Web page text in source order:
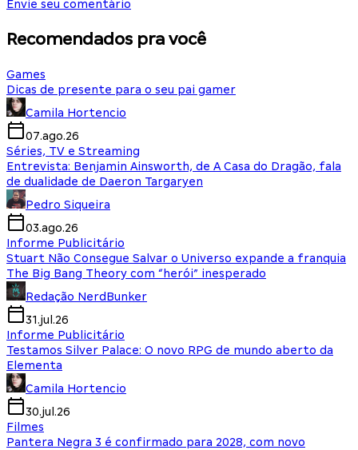
Envie seu comentário
Recomendados pra você
Games
Dicas de presente para o seu pai gamer
Camila Hortencio
07.ago.26
Séries, TV e Streaming
Entrevista: Benjamin Ainsworth, de A Casa do Dragão, fala
de dualidade de Daeron Targaryen
Pedro Siqueira
03.ago.26
Informe Publicitário
Stuart Não Consegue Salvar o Universo expande a franquia
The Big Bang Theory com “herói” inesperado
Redação NerdBunker
31.jul.26
Informe Publicitário
Testamos Silver Palace: O novo RPG de mundo aberto da
Elementa
Camila Hortencio
30.jul.26
Filmes
Pantera Negra 3 é confirmado para 2028, com novo